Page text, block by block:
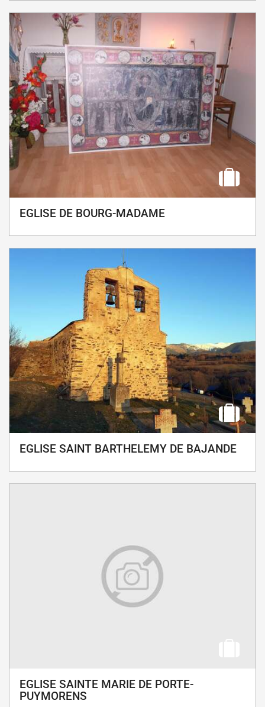
EGLISE DE BOURG-MADAME
EGLISE SAINT BARTHELEMY DE BAJANDE
EGLISE SAINTE MARIE DE PORTE-
PUYMORENS